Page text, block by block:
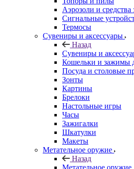
Аэрозоли и
Сигнальные
Термосы
Сувениры и аксессуары
Назад
Сувениры и
Кошельки и зажимы
Посуда и столовые
Зонты
Картины
Брелоки
Настольные игры
Часы
Зажигалки
Шкатулки
Макеты
Метательное оружие
Назад
Метательное оружие